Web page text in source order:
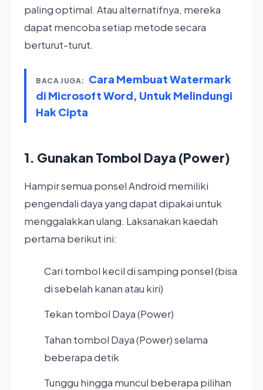
paling optimal. Atau alternatifnya, mereka
dapat mencoba setiap metode secara
berturut-turut.
BACA JUGA:
Cara Membuat Watermark
di Microsoft Word, Untuk Melindungi
Hak Cipta
1. Gunakan Tombol Daya (Power)
Hampir semua ponsel Android memiliki
pengendali daya yang dapat dipakai untuk
menggalakkan ulang. Laksanakan kaedah
pertama berikut ini:
Cari tombol kecil di samping ponsel (bisa
di sebelah kanan atau kiri)
Tekan tombol Daya (Power)
Tahan tombol Daya (Power) selama
beberapa detik
Tunggu hingga muncul beberapa pilihan